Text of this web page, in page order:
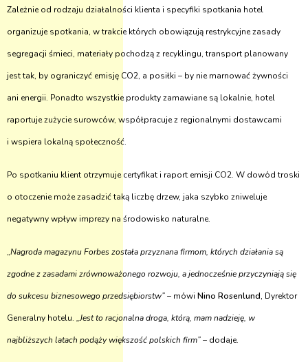
Zależnie od rodzaju działalności klienta i specyfiki spotkania hotel
organizuje spotkania, w trak­cie których obowiązują restrykcyjne zasady
segregacji śmieci, materiały pochodzą z recyklingu, transport planowany
jest tak, by ograniczyć emisję CO2, a posiłki – by nie marnować żywności
ani energii. Ponadto wszystkie produkty zamawiane są lokalnie, hotel
raportuje zużycie surowców, współpracuje z regionalnymi dostawcami
i wspie­ra lokalną społeczność.
Po spotkaniu klient otrzymuje certyfikat i raport emisji CO2. W dowód troski
o otoczenie może zasadzić taką liczbę drzew, jaka szybko zniweluje
negatywny wpływ imprezy na środowisko naturalne.
„Nagroda magazynu Forbes została przyznana firmom, których działania są
zgodne z zasadami zrównoważonego rozwoju, a jednocześnie przyczyniają się
do sukcesu biznesowego przedsiębiorstw”– mówi Nino Rosenlund, Dyrektor
Generalny hotelu. „Jest to racjonalna droga, którą, mam nadzieję, w
najbliższych latach podąży większość polskich firm”– dodaje.